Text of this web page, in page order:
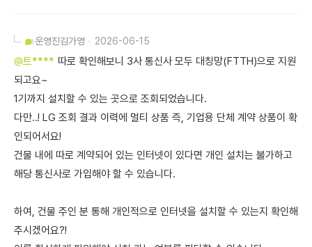
운영진김가영 2026-06-15
@트**** 따로 확인해보니 3사 통신사 모두 대칭망(FTTH)으로 지원
되고요~
1기까지 설치할 수 있는 곳으로 조회되었습니다.
다만..! LG 조회 결과 이력에 멀티 상품 즉, 기업용 단체 계약 상품이 확
인되어서요!
건물 내에 따로 계약되어 있는 인터넷이 있다면 개인 설치는 불가하고
해당 통신사로 가입해야 할 수 있습니다.
하여, 건물 주인 분 통해 개인적으로 인터넷을 설치할 수 있는지 확인해
주시겠어요?!